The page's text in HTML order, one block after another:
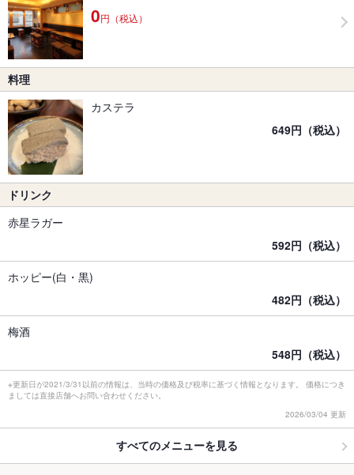
0円（税込）
料理
カステラ
649円（税込）
ドリンク
赤星ラガー
592円（税込）
ホッピー(白・黒)
482円（税込）
梅酒
548円（税込）
※更新日が2021/3/31以前の情報は、当時の価格及び税率に基づく情報となります。 価格につき
ましては直接店舗へお問い合わせください。
2026/03/04 更新
すべてのメニューを見る